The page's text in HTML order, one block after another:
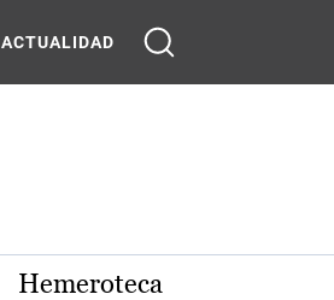
ACTUALIDAD
Hemeroteca